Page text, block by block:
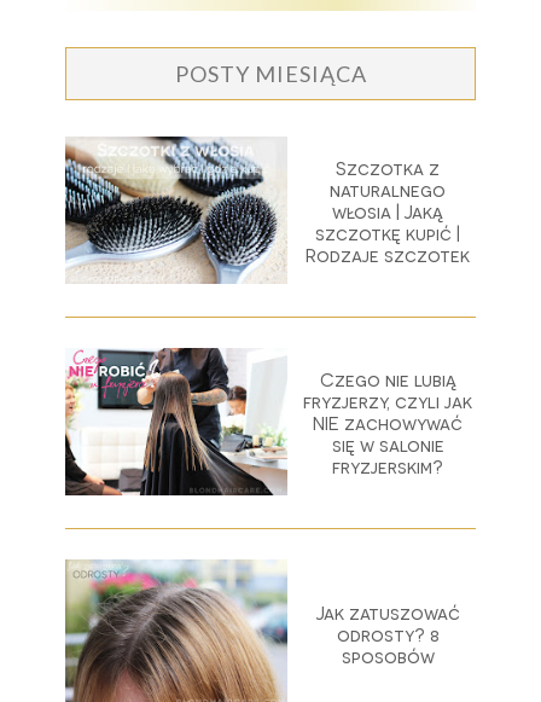
POSTY MIESIĄCA
Szczotka z
naturalnego
włosia | Jaką
szczotkę kupić |
Rodzaje szczotek
Czego nie lubią
fryzjerzy, czyli jak
NIE zachowywać
się w salonie
fryzjerskim?
Jak zatuszować
odrosty? 8
sposobów